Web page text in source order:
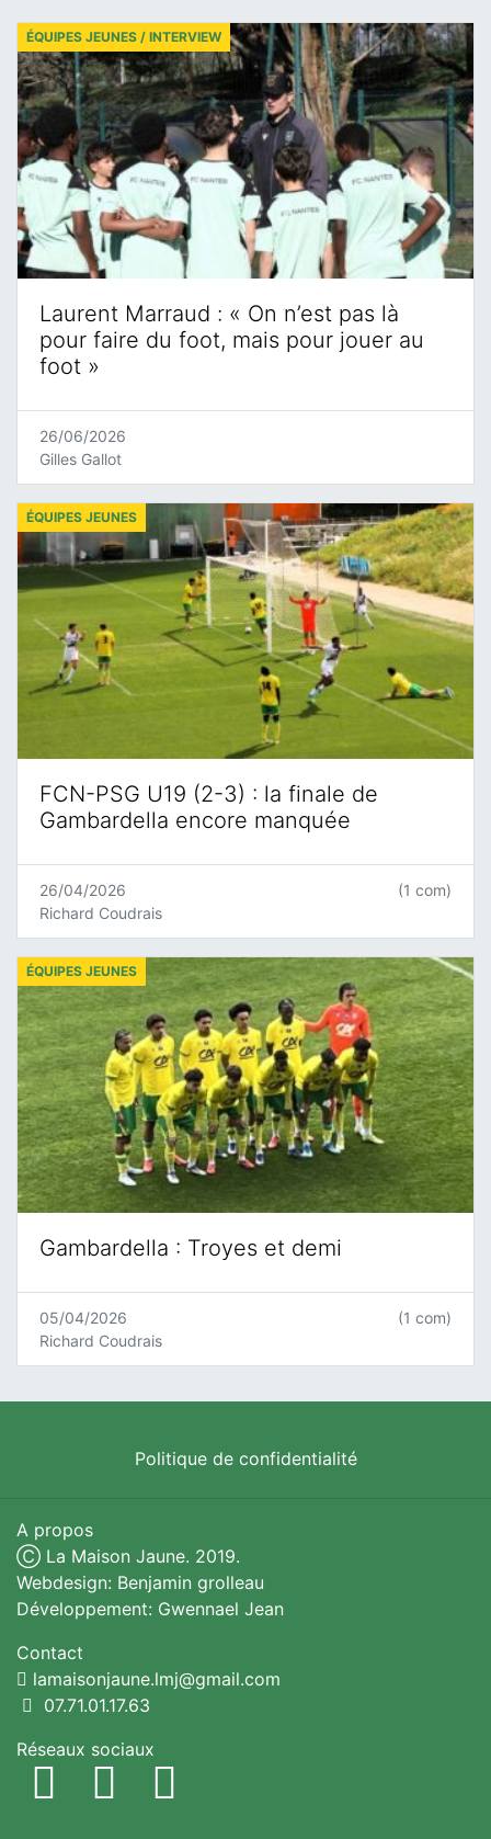
Laurent Marraud : « On n’est pas là
pour faire du foot, mais pour jouer au
foot »
ÉQUIPES JEUNES / INTERVIEW
26/06/2026
Gilles Gallot
FCN-PSG U19 (2-3) : la finale de
Gambardella encore manquée
ÉQUIPES JEUNES
26/04/2026
Richard Coudrais
(1 com)
Gambardella : Troyes et demi
ÉQUIPES JEUNES
05/04/2026
Richard Coudrais
(1 com)
Politique de confidentialité
A propos
Ⓒ La Maison Jaune. 2019.
Webdesign: Benjamin grolleau
Développement: Gwennael Jean
Contact
lamaisonjaune.lmj@gmail.com
07.71.01.17.63
Réseaux sociaux